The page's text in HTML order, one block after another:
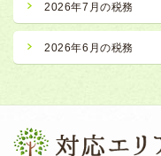
2026年7月の税務
2026年6月の税務